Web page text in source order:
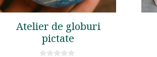
Atelier de globuri
pictate